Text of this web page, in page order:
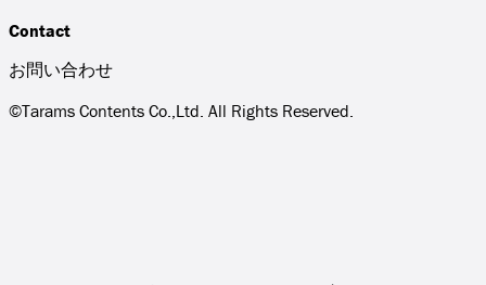
Contact
お問い合わせ
©Tarams Contents Co.,Ltd. All Rights Reserved.